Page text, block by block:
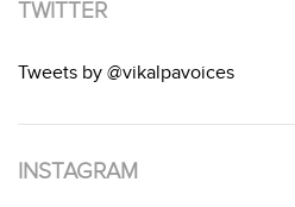
TWITTER
Tweets by @vikalpavoices
INSTAGRAM